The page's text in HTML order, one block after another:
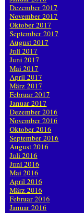
Dezember 2017
November 2017
Oktober 2017
September 2017
August 2017
Juli 2017
Juni 2017
Mai 2017
April 2017
März 2017
Februar 2017
Januar 2017
Dezember 2016
November 2016
Oktober 2016
September 2016
August 2016
Juli 2016
Juni 2016
Mai 2016
April 2016
März 2016
Februar 2016
Januar 2016